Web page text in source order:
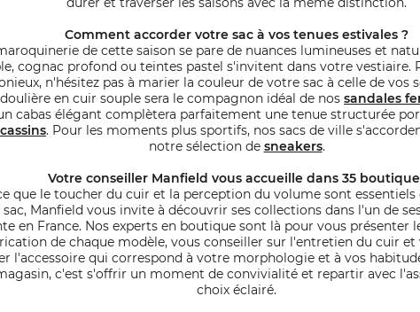
Comment accorder votre sac à vos tenues estivales ?
de cette saison se pare de nuances lumineuses et
cognac profond ou teintes pastel s'invitent dans votre vestiaire.
n'hésitez pas à marier la couleur de votre sac à celle de vos
en cuir souple sera le compagnon idéal de nos sandales
cabas élégant complètera parfaitement une tenue structurée
. Pour les moments plus sportifs, nos sacs de ville
notre sélection de sneakers.
Votre conseiller Manfield vous accueille dans 35
que le toucher du cuir et la perception du volume sont essentiels
Manfield vous invite à découvrir ses collections dans l'un de
en France. Nos experts en boutique sont là pour vous présenter
de chaque modèle, vous conseiller sur l'entretien du cuir et
l'accessoire qui correspond à votre morphologie et à vos
c'est s'offrir un moment de convivialité et repartir avec
choix éclairé.